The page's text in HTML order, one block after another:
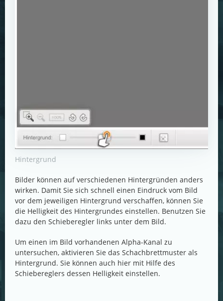
Hintergrund
Bilder können auf verschiedenen Hintergründen anders
wirken. Damit Sie sich schnell einen Eindruck vom Bild
vor dem jeweiligen Hintergrund verschaffen, können Sie
die Helligkeit des Hintergrundes einstellen. Benutzen Sie
dazu den Schieberegler links unter dem Bild.
Um einen im Bild vorhandenen Alpha-Kanal zu
untersuchen, aktivieren Sie das Schachbrettmuster als
Hintergrund. Sie können auch hier mit Hilfe des
Schiebereglers dessen Helligkeit einstellen.